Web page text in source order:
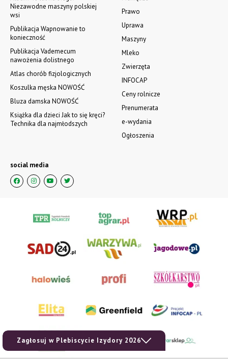
Zagłosuj w Plebiscycie Izydory 2026
Prawo
Uprawa
Maszyny
Mleko
Zwierzęta
INFOCAP
Ceny rolnicze
Prenumerata
e-wydania
Ogłoszenia
Niezawodne maszyny polskiej
wsi
Publikacja Wapnowanie to
konieczność
Publikacja Vademecum
nawożenia dolistnego
Atlas chorób fizjologicznych
Koszulka męska NOWOŚĆ
Bluza damska NOWOŚĆ
Książka dla dzieci Jak to się kręci?
Technika dla najmłodszych
social media